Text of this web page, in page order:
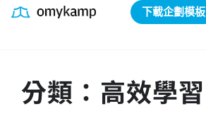
下載企劃模板
分類：高效學習